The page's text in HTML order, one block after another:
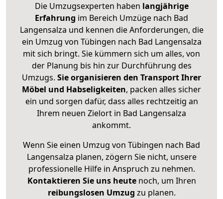
Die Umzugsexperten haben langjährige
Erfahrung im Bereich Umzüge nach Bad
Langensalza und kennen die Anforderungen, die
ein Umzug von Tübingen nach Bad Langensalza
mit sich bringt. Sie kümmern sich um alles, von
der Planung bis hin zur Durchführung des
Umzugs. Sie organisieren den Transport Ihrer
Möbel und Habseligkeiten, packen alles sicher
ein und sorgen dafür, dass alles rechtzeitig an
Ihrem neuen Zielort in Bad Langensalza
ankommt.
Wenn Sie einen Umzug von Tübingen nach Bad
Langensalza planen, zögern Sie nicht, unsere
professionelle Hilfe in Anspruch zu nehmen.
Kontaktieren Sie uns heutenoch, um Ihren
reibungslosen Umzug zu planen.